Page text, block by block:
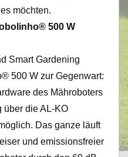
möchten.
500 W
Smart Gardening
500 W zur Gegenwart:
des Mähroboters
über die AL-KO
Das ganze läuft
und emissionsfreier